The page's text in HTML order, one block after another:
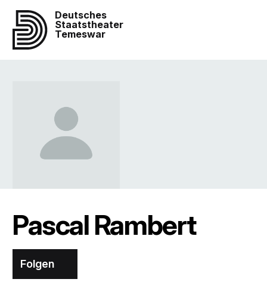
Deutsches
Staatstheater
Temeswar
Pascal Rambert
Folgen